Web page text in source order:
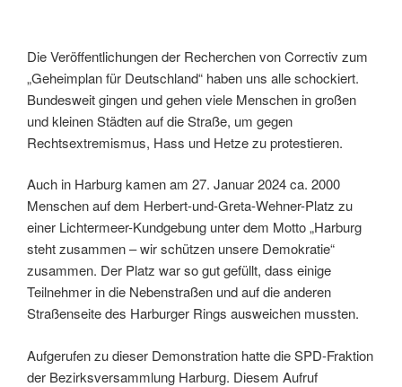
Die Veröffentlichungen der Recherchen von Correctiv zum
„Geheimplan für Deutschland“ haben uns alle schockiert.
Bundesweit gingen und gehen viele Menschen in großen
und kleinen Städten auf die Straße, um gegen
Rechtsextremismus, Hass und Hetze zu protestieren.
Auch in Harburg kamen am 27. Januar 2024 ca. 2000
Menschen auf dem Herbert-und-Greta-Wehner-Platz zu
einer Lichtermeer-Kundgebung unter dem Motto „Harburg
steht zusammen – wir schützen unsere Demokratie“
zusammen. Der Platz war so gut gefüllt, dass einige
Teilnehmer in die Nebenstraßen und auf die anderen
Straßenseite des Harburger Rings ausweichen mussten.
Aufgerufen zu dieser Demonstration hatte die SPD-Fraktion
der Bezirksversammlung Harburg. Diesem Aufruf